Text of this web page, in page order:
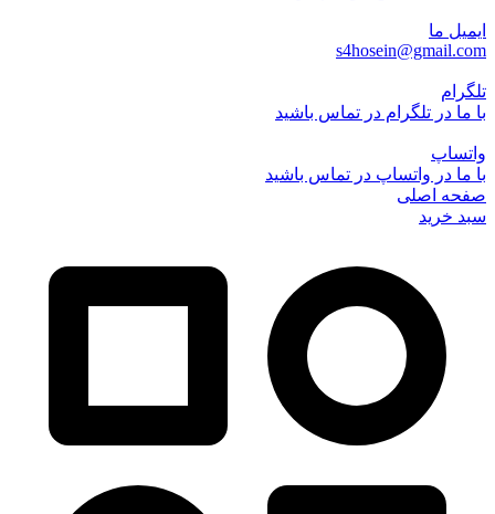
ایمیل ما
s4hosein@gmail.com
تلگرام
با ما در تلگرام در تماس باشید
واتساپ
با ما در واتساپ در تماس باشید
صفحه اصلی
سبد خرید